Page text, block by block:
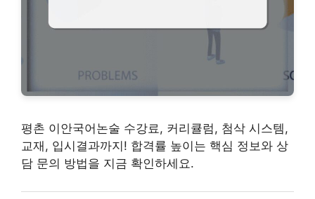
평촌 이안국어논술 수강료, 커리큘럼, 첨삭 시스템,
교재, 입시결과까지! 합격률 높이는 핵심 정보와 상
담 문의 방법을 지금 확인하세요.